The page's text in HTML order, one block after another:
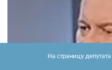
На страницу депутата